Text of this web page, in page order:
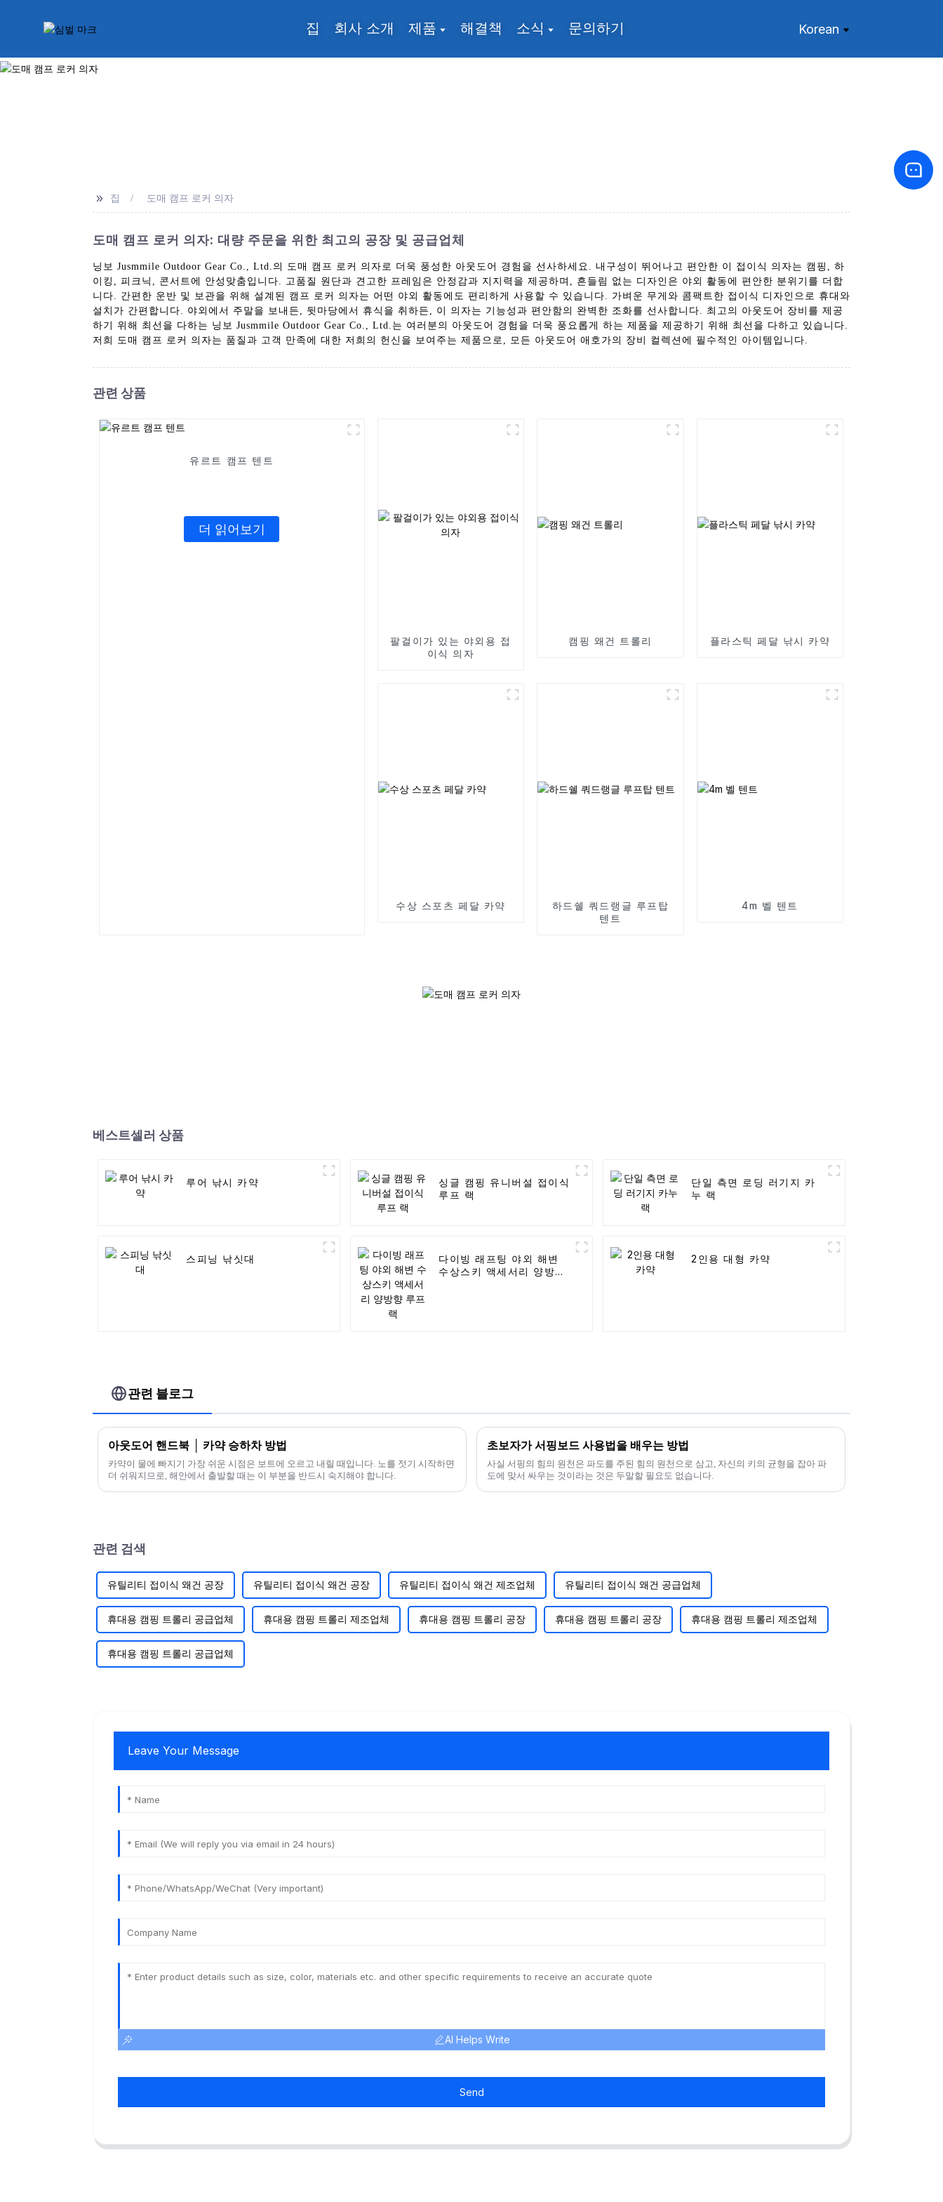
집 회사 소개 제품 해결책 소식 문의하기 Korean
>> 집 도매 캠프 로커 의자
도매 캠프 로커 의자: 대량 주문을 위한 최고의 공장 및 공급업체
닝보 Jusmmile Outdoor Gear Co., Ltd.의 도매 캠프 로커 의자로 더욱 풍성한 아웃도어 경험을 선사하세요. 내구성이 뛰어나고 편안한 이 접이식 의자는 캠핑, 하
이킹, 피크닉, 콘서트에 안성맞춤입니다. 고품질 원단과 견고한 프레임은 안정감과 지지력을 제공하며, 흔들림 없는 디자인은 야외 활동에 편안한 분위기를 더합
니다. 간편한 운반 및 보관을 위해 설계된 캠프 로커 의자는 어떤 야외 활동에도 편리하게 사용할 수 있습니다. 가벼운 무게와 콤팩트한 접이식 디자인으로 휴대와
설치가 간편합니다. 야외에서 주말을 보내든, 뒷마당에서 휴식을 취하든, 이 의자는 기능성과 편안함의 완벽한 조화를 선사합니다. 최고의 아웃도어 장비를 제공
하기 위해 최선을 다하는 닝보 Jusmmile Outdoor Gear Co., Ltd.는 여러분의 아웃도어 경험을 더욱 풍요롭게 하는 제품을 제공하기 위해 최선을 다하고 있습니다.
저희 도매 캠프 로커 의자는 품질과 고객 만족에 대한 저희의 헌신을 보여주는 제품으로, 모든 아웃도어 애호가의 장비 컬렉션에 필수적인 아이템입니다.
관련 상품
유르트 캠프 텐트
더 읽어보기
팔걸이가 있는 야외용 접
이식 의자
캠핑 왜건 트롤리 플라스틱 페달 낚시 카약
수상 스포츠 페달 카약
하드쉘 쿼드랭글 루프탑
텐트
4m 벨 텐트
베스트셀러 상품
루어 낚시 카약
싱글 캠핑 유니버설 접이식
루프 랙
단일 측면 로딩 러기지 카
누 랙
스피닝 낚싯대
다이빙 래프팅 야외 해변
수상스키 액세서리 양방향
2인용 대형 카약
관련 블로그
아웃도어 핸드북 │ 카약 승하차 방법
카약이 물에 빠지기 가장 쉬운 시점은 보트에 오르고 내릴 때입니다. 노를 젓기 시작하면
더 쉬워지므로, 해안에서 출발할 때는 이 부분을 반드시 숙지해야 합니다.
초보자가 서핑보드 사용법을 배우는 방법
사실 서핑의 힘의 원천은 파도를 주된 힘의 원천으로 삼고, 자신의 키의 균형을 잡아 파
도에 맞서 싸우는 것이라는 것은 두말할 필요도 없습니다.
관련 검색
유틸리티 접이식 왜건 공장 유틸리티 접이식 왜건 공장 유틸리티 접이식 왜건 제조업체 유틸리티 접이식 왜건 공급업체
휴대용 캠핑 트롤리 공급업체 휴대용 캠핑 트롤리 제조업체 휴대용 캠핑 트롤리 공장 휴대용 캠핑 트롤리 공장 휴대용 캠핑 트롤리 제조업체
휴대용 캠핑 트롤리 공급업체
Leave Your Message
AI Helps Write
Send